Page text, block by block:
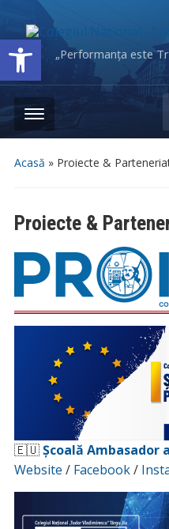
Deschide bara de unelte„Performanța este
Acasă » Proiecte &
Proiecte &
🇪🇺Școală Ambasador
Website / Facebook/